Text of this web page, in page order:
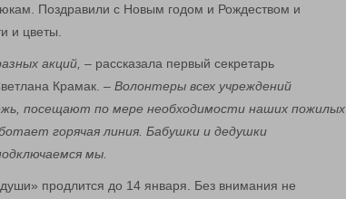
Поздравили с Новым годом и Рождеством и
и цветы.
акций, – рассказала первый секретарь
Крамак. – Волонтеры всех учреждений
посещают по мере необходимости наших пожилых
горячая линия. Бабушки и дедушки
мы.
продлится до 14 января. Без внимания не